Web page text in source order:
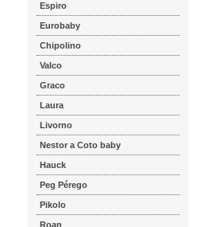
Espiro
Eurobaby
Chipolino
Valco
Graco
Laura
Livorno
Nestor a Coto baby
Hauck
Peg Pérego
Pikolo
Roan